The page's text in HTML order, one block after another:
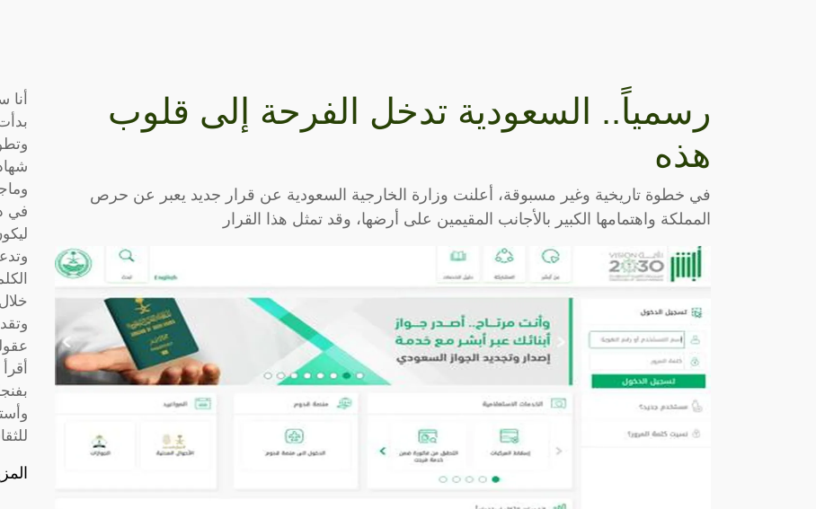
رسمياً.. السعودية تدخل الفرحة إلى قلوب
هذه
في خطوة تاريخية وغير مسبوقة، أعلنت وزارة الخارجية السعودية عن قرار جديد يعبر عن حرص
المملكة واهتمامها الكبير بالأجانب المقيمين على أرضها، وقد تمثل هذا القرار
في